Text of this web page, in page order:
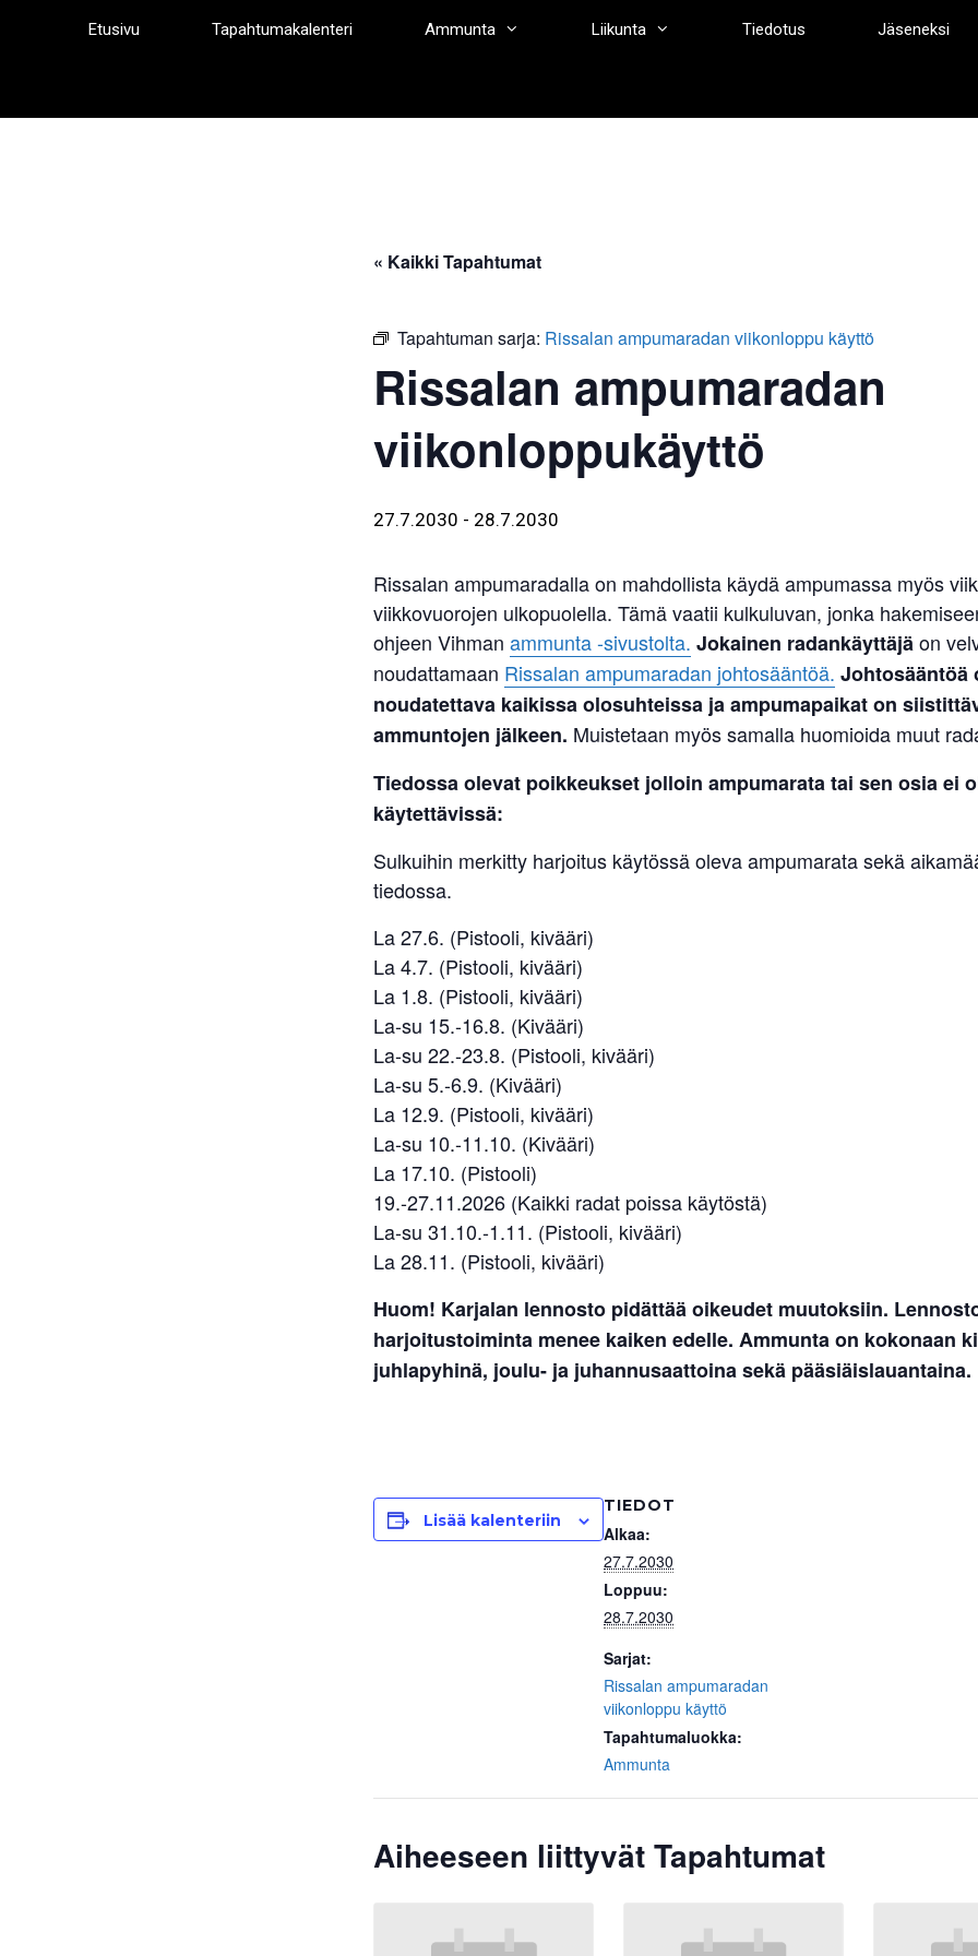
Etusivu Tapahtumakalenteri Ammunta Liikunta Tiedotus Jäseneksi
« Kaikki Tapahtumat
Tapahtuman sarja: Rissalan ampumaradan viikonloppu käyttö
Rissalan ampumaradan
viikonloppukäyttö
27.7.2030 - 28.7.2030
Rissalan ampumaradalla on mahdollista käydä ampumassa myös
viikkovuorojen ulkopuolella. Tämä vaatii kulkuluvan, jonka
ohjeen Vihman ammunta -sivustolta. Jokainen radankäyttäjäon
noudattamaan Rissalan ampumaradan johtosääntöä. Johtosääntöä
noudatettava kaikissa olosuhteissa ja ampumapaikat on
ammuntojen jälkeen. Muistetaan myös samalla huomioida muut
Tiedossa olevat poikkeukset jolloin ampumarata tai sen osia ei
käytettävissä:
Sulkuihin merkitty harjoitus käytössä oleva ampumarata sekä
tiedossa.
La 27.6. (Pistooli, kivääri)
La 4.7. (Pistooli, kivääri)
La 1.8. (Pistooli, kivääri)
La-su 15.-16.8. (Kivääri)
La-su 22.-23.8. (Pistooli, kivääri)
La-su 5.-6.9. (Kivääri)
La 12.9. (Pistooli, kivääri)
La-su 10.-11.10. (Kivääri)
La 17.10. (Pistooli)
19.-27.11.2026 (Kaikki radat poissa käytöstä)
La-su 31.10.-1.11. (Pistooli, kivääri)
La 28.11. (Pistooli, kivääri)
Huom! Karjalan lennosto pidättää oikeudet muutoksiin.
harjoitustoiminta menee kaiken edelle. Ammunta on kokonaan
juhlapyhinä, joulu- ja juhannusaattoina sekä pääsiäislauantaina.
Lisää kalenteriin
TIEDOT
Alkaa:
27.7.2030
Loppuu:
28.7.2030
Sarjat:
Rissalan ampumaradan
viikonloppu käyttö
Tapahtumaluokka:
Ammunta
Aiheeseen liittyvät Tapahtumat